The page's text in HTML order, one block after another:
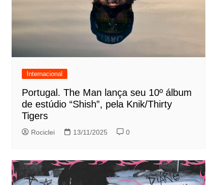
Internacional
Portugal. The Man lança seu 10º álbum
de estúdio “Shish”, pela Knik/Thirty
Tigers
Rociclei 13/11/2025 0